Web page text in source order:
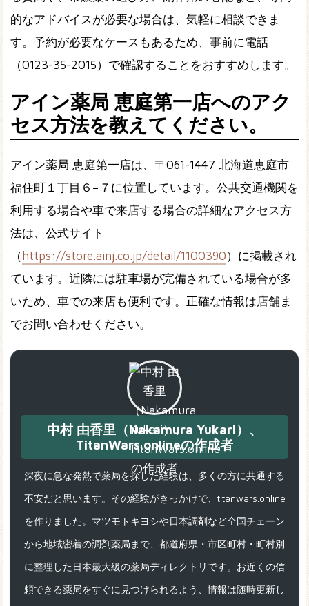
的なアドバイスが必要な場合は、気軽に相談できま
す。予約が必要なケースもあるため、事前に電話
（0123-35-2015）で確認することをおすすめします。
アイン薬局 恵庭第一店へのアク
セス方法を教えてください。
アイン薬局 恵庭第一店は、〒061-1447 北海道恵庭市
福住町１丁目６−７に位置しています。公共交通機関を
利用する場合や車で来店する場合の詳細なアクセス方
法は、公式サイト
（ https://store.ainj.co.jp/detail/1100390）に掲載され
ています。近隣には駐車場が完備されている場合が多
いため、車での来店も便利です。正確な情報は店舗ま
でお問い合わせください。
中村 由香里（Nakamura Yukari）、
TitanWars.onlineの作成者
深夜に急な発熱で薬局を探した経験は、多くの方に共通する
不安だと思います。その経験がきっかけで、titanwars.online
を作りました。マツモトキヨシや日本調剤など全国チェーン
から地域密着の調剤薬局まで、都道府県・市区町村・町村別
に整理した日本最大級の薬局ディレクトリです。お近くの信
頼できる薬局をすぐに見つけられるよう、情報は随時更新し